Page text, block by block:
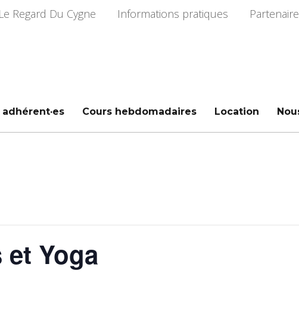
Le Regard Du Cygne Informations pratiques
Cours hebdomadaires Location
Yoga